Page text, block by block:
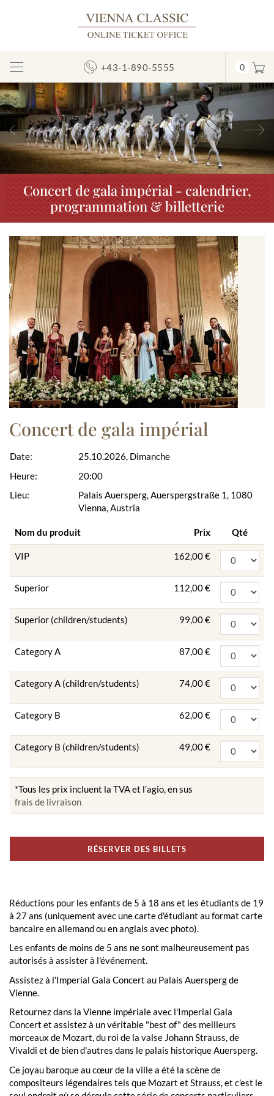
Afficher/masquer
la
navigation
+43-1-890-5555 0
Précédent
Concert de gala impérial - calendrier,
programmation & billetterie
Concert de gala impérial
Date:
Heure:
Lieu:
25.10.2026, Dimanche
20:00
Palais Auersperg, Auerspergstraße 1, 1080
Vienna, Austria
Nom du produit Prix Qté
VIP 162,00 €
Superior 112,00 €
Superior (children/students) 99,00 €
Category A 87,00 €
Category A (children/students) 74,00 €
Category B 62,00 €
Category B (children/students) 49,00 €
*Tous les prix incluent la TVA et l’agio, en sus
frais de livraison
RÉSERVER DES BILLETS
Réductions pour les enfants de 5 à 18 ans et les étudiants de 19
à 27 ans (uniquement avec une carte d'étudiant au format carte
bancaire en allemand ou en anglais avec photo).
Les enfants de moins de 5 ans ne sont malheureusement pas
autorisés à assister à l'événement.
Assistez à l'Imperial Gala Concert au Palais Auersperg de
Vienne.
Retournez dans la Vienne impériale avec l'Imperial Gala
Concert et assistez à un véritable "best of" des meilleurs
morceaux de Mozart, du roi de la valse Johann Strauss, de
Vivaldi et de bien d'autres dans le palais historique Auersperg.
Ce joyau baroque au cœur de la ville a été la scène de
compositeurs légendaires tels que Mozart et Strauss, et c'est le